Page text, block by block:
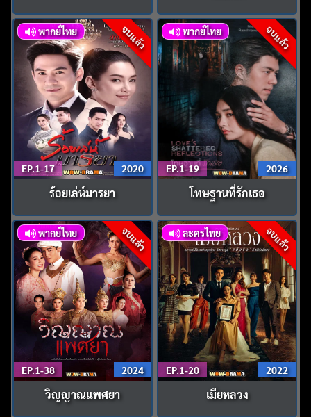
จบแล้ว
พากย์ไทย
EP.1-17 2020
ร้อยเล่ห์มารยา
จบแล้ว
พากย์ไทย
EP.1-19 2026
โทษฐานที่รักเธอ
จบแล้ว
พากย์ไทย
EP.1-38 2024
วิญญาณแพศยา
จบแล้ว
ละครไทย
EP.1-20 2022
เมียหลวง